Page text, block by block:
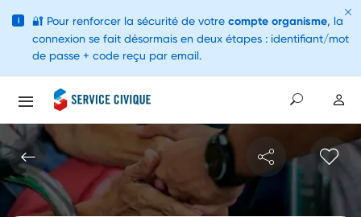
i 🔐 Pour renforcer la sécurité de votre compte organisme, la
connexion se fait désormais en deux étapes : identifiant/mot
de passe + code reçu par email.